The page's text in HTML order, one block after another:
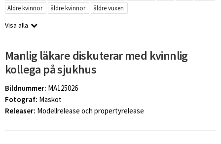
Äldre kvinnor
äldre kvinnor äldre vuxen
Visa alla
Manlig läkare diskuterar med kvinnlig
kollega på sjukhus
Bildnummer: MA125026
Fotograf: Maskot
Releaser: Modellrelease och propertyrelease